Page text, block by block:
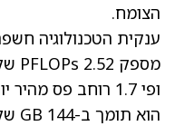
הצומח.